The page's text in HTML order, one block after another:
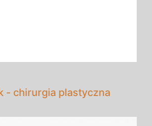
- chirurgia plastyczna